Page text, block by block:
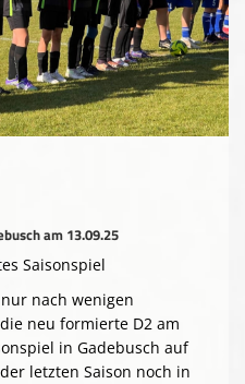
am 13.09.25
Saisonspiel
nach wenigen
neu formierte D2 am
in Gadebusch auf
letzten Saison noch in